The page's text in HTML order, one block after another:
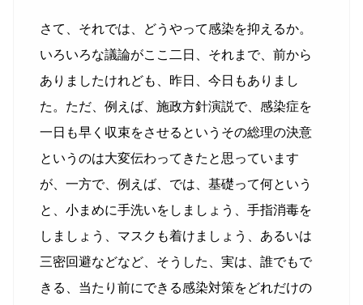
さて、それでは、どうやって感染を抑えるか。
いろいろな議論がここ二日、それまで、前から
ありましたけれども、昨日、今日もありまし
た。ただ、例えば、施政方針演説で、感染症を
一日も早く収束をさせるというその総理の決意
というのは大変伝わってきたと思っています
が、一方で、例えば、では、基礎って何という
と、小まめに手洗いをしましょう、手指消毒を
しましょう、マスクも着けましょう、あるいは
三密回避などなど、そうした、実は、誰でもで
きる、当たり前にできる感染対策をどれだけの